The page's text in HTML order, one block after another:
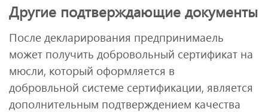
Другие подтверждающие документы
После декларирования предпринимаель
может получить добровольный сертификат на
мюсли, который оформляется в
добровльной системе сертификации, является
дополнительным подтверждением качества